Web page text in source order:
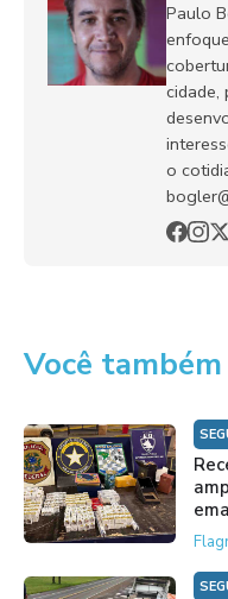
Paulo
cidade,
o
Você